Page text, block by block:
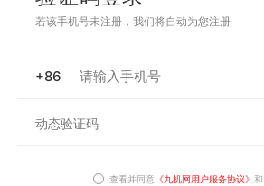
若该手机号未注册，我们将自动为您注册
+86
查看并同意 《九机网用户服务协议》 和